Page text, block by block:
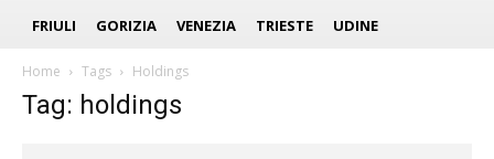
FRIULI GORIZIA VENEZIA TRIESTE UDINE
Home Tags Holdings
Tag: holdings